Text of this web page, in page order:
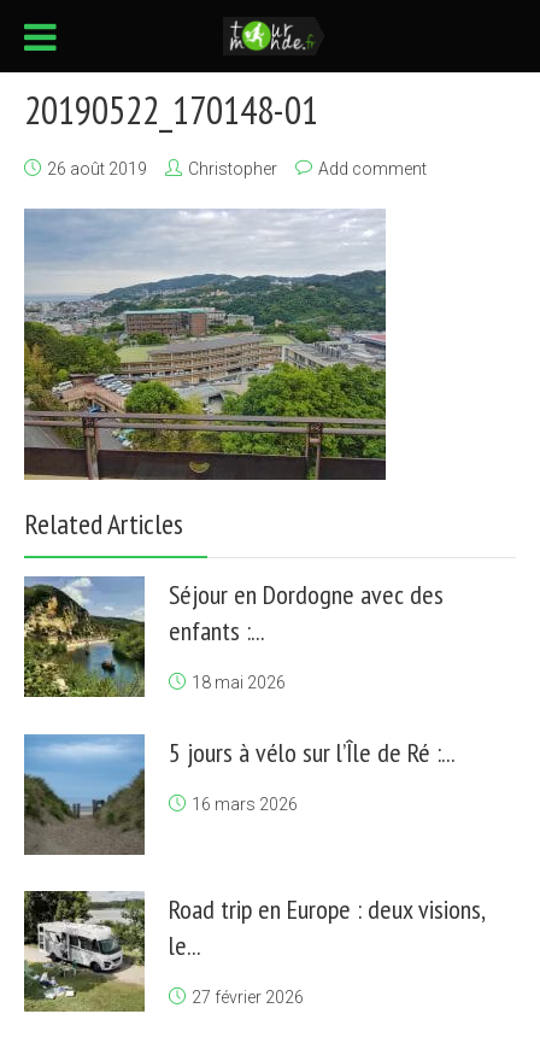
20190522_170148-01
26 août 2019 Christopher Add comment
Related Articles
Séjour en Dordogne avec des
enfants :...
18 mai 2026
5 jours à vélo sur l’Île de Ré :...
16 mars 2026
Road trip en Europe : deux visions,
le...
27 février 2026